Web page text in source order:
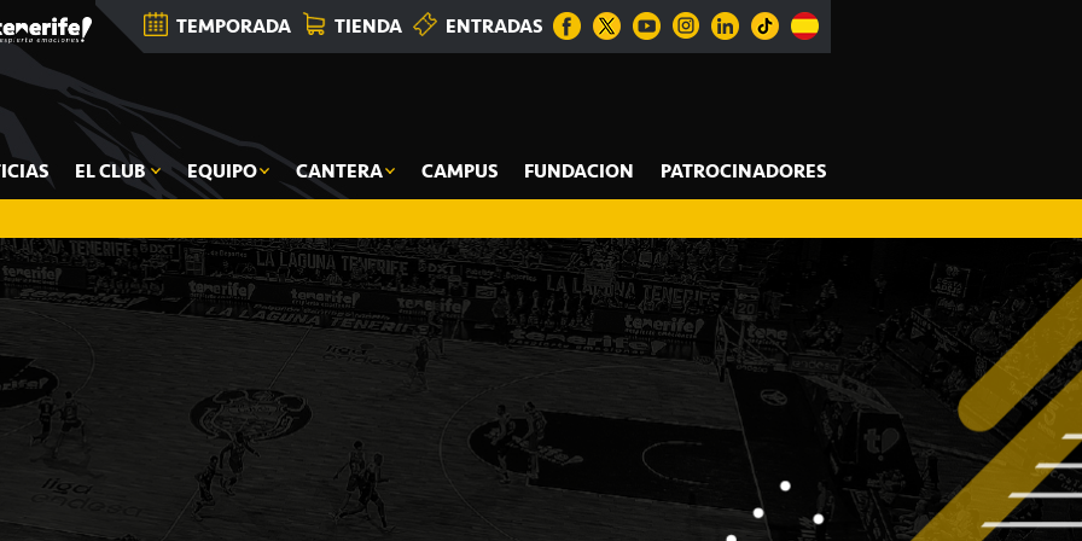
TEMPORADA TIENDA ENTRADAS
EL CLUB EQUIPO CANTERA CAMPUS FUNDACION PATROCINADORES